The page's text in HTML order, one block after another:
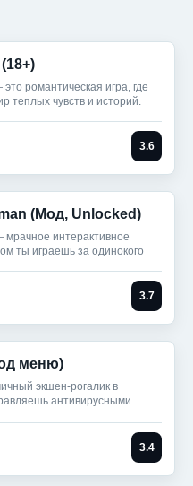
романтическая игра, где
теплых чувств и историй.
3.6
(Мод, Unlocked)
мрачное интерактивное
ты играешь за одинокого
3.7
меню)
экшен-рогалик в
антивирусными
3.4